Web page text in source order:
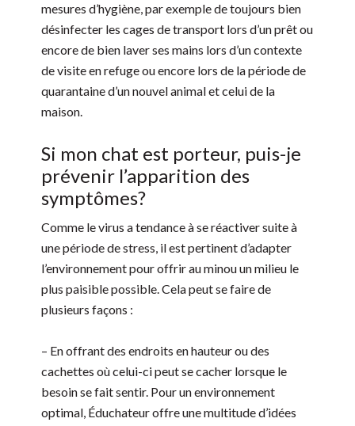
mesures d’hygiène, par exemple de toujours bien
désinfecter les cages de transport lors d’un prêt ou
encore de bien laver ses mains lors d’un contexte
de visite en refuge ou encore lors de la période de
quarantaine d’un nouvel animal et celui de la
maison.
Si mon chat est porteur, puis-je
prévenir l’apparition des
symptômes?
Comme le virus a tendance à se réactiver suite à
une période de stress, il est pertinent d’adapter
l’environnement pour offrir au minou un milieu le
plus paisible possible. Cela peut se faire de
plusieurs façons :
– En offrant des endroits en hauteur ou des
cachettes où celui-ci peut se cacher lorsque le
besoin se fait sentir. Pour un environnement
optimal, Éduchateur offre une multitude d’idées